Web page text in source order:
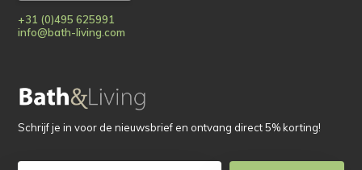
+31 (0)495 625991
info@bath-living.com
Schrijf je in voor de nieuwsbrief en ontvang direct 5% korting!